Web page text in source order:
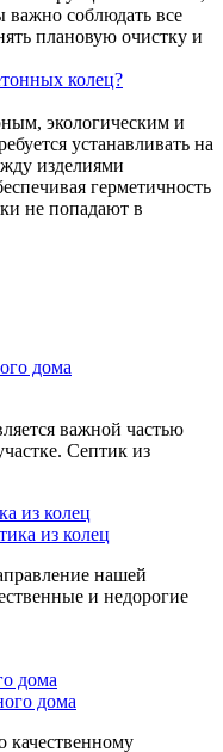
важно соблюдать все
плановую очистку и
колец?
экологическим и
устанавливать на
изделиями
герметичность
не попадают в
дома
важной частью
Септик из
из колец
нашей
и недорогие
дома
качественному